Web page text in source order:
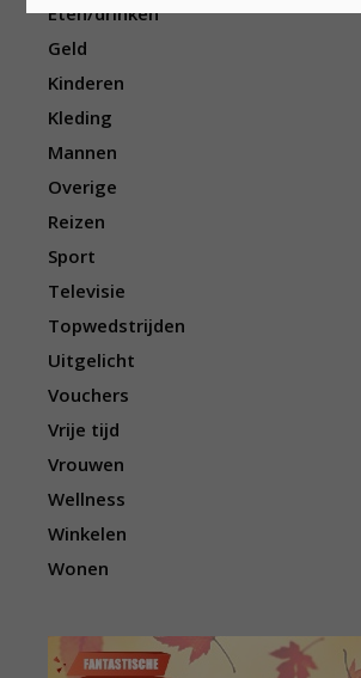
Eten/drinken
Geld
Kinderen
Kleding
Mannen
Overige
Reizen
Sport
Televisie
Topwedstrijden
Uitgelicht
Vouchers
Vrije tijd
Vrouwen
Wellness
Winkelen
Wonen